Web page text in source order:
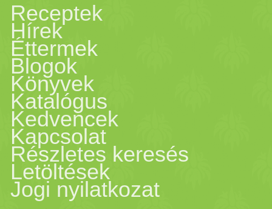
Receptek
Hírek
Éttermek
Blogok
Könyvek
Katalógus
Kedvencek
Kapcsolat
Részletes keresés
Letöltések
Jogi nyilatkozat